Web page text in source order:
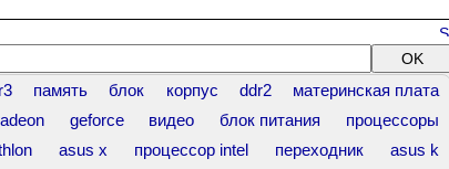
память блок корпус ddr2
материнская плата
geforce видео блок питания
процессоры
asus x процессор intel переходник
asus k